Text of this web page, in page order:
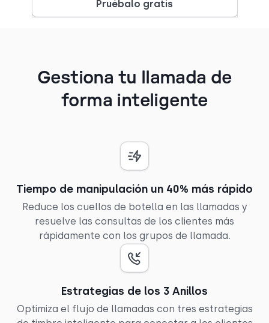
Pruébalo gratis
Gestiona tu llamada de
forma inteligente
Tiempo de manipulación un 40% más rápido
Reduce los cuellos de botella en las llamadas y
resuelve las consultas de los clientes más
rápidamente con los grupos de llamada.
Estrategias de los 3 Anillos
Optimiza el flujo de llamadas con tres estrategias